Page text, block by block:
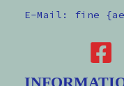
E-Mail: fine